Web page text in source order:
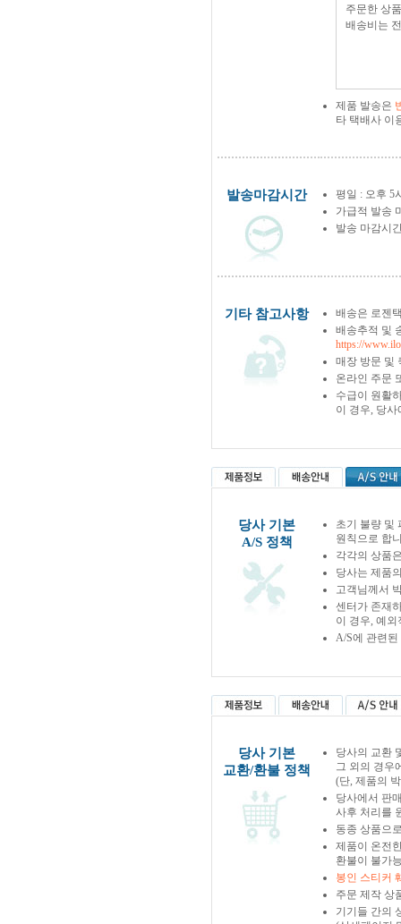
주문한 상
배송비는
제품 발송은
타 택배사 이
발송마감시간
평일 : 오후 5
가급적 발송
발송 마감시
기타 참고사항
배송은 로젠
배송추적 및
https://
매장 방문 및
온라인 주문
수급이 원활
이 경우, 당
당사 기본
A/S 정책
초기 불량 및
원칙으로 합
각각의 상품
당사는 제품
고객님께서
센터가 존재
이 경우, 예
A/S에 관련
당사 기본
교환/환불 정책
당사의 교환
그 외의 경우
(단, 제품의
당사에서 판
사후 처리를
동종 상품으
제품이 온전
환불이 불가
봉인 스티커
주문 제작 상
기기들 간의